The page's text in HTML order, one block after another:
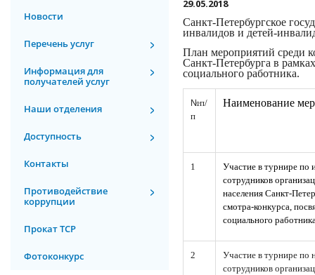
Новости
Перечень услуг
Информация для
получателей услуг
Наши отделения
Доступность
Контакты
Противодействие
коррупции
Прокат ТСР
Фотоконкурс
29.05.2018
Санкт-Петербургское
инвалидов и детей-
План мероприятий среди
Санкт-Петербурга в
социального работника.
№п/
п
Наименование
1
Участие в турнире по
сотрудников
населения Санкт-
смотра-конкурса,
социального
2
Участие в турнире по
сотрудников